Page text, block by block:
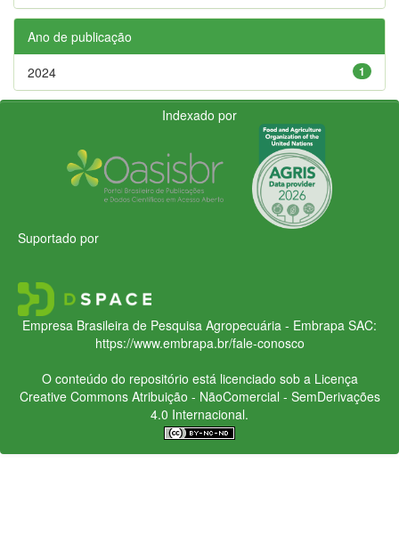
Ano de publicação
1
2024
Indexado por
Suportado por
Empresa Brasileira de Pesquisa Agropecuária - Embrapa SAC:
https://www.embrapa.br/fale-conosco
O conteúdo do repositório está licenciado sob a Licença
Creative CommonsAtribuição - NãoComercial - SemDerivações
4.0 Internacional.